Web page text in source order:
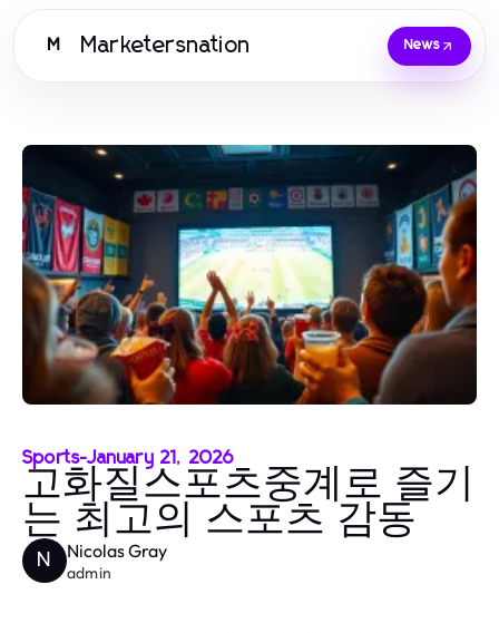
M Marketersnation News
Sports-January 21, 2026
고화질스포츠중계로 즐기
는 최고의 스포츠 감동
N Nicolas Gray
admin